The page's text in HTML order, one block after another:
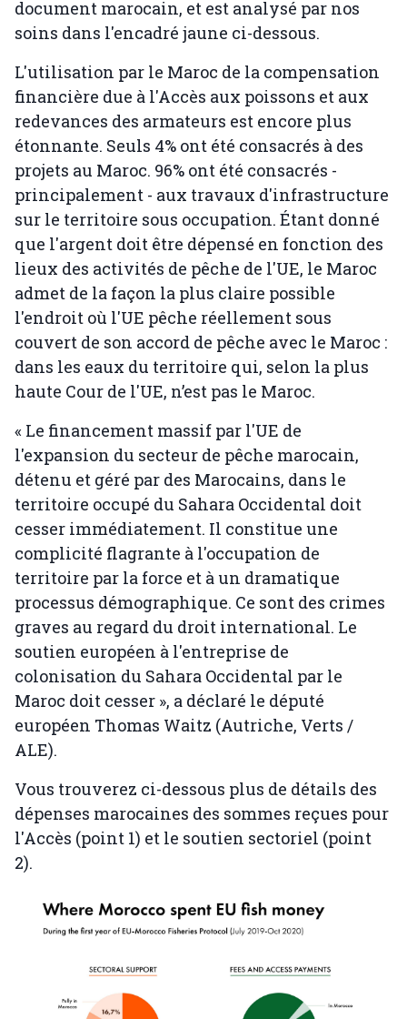
document marocain, et est analysé par nos
soins dans l'encadré jaune ci-dessous.
L'utilisation par le Maroc de la compensation
financière due à l'Accès aux poissons et aux
redevances des armateurs est encore plus
étonnante. Seuls 4% ont été consacrés à des
projets au Maroc. 96% ont été consacrés -
principalement - aux travaux d'infrastructure
sur le territoire sous occupation. Étant donné
que l'argent doit être dépensé en fonction des
lieux des activités de pêche de l'UE, le Maroc
admet de la façon la plus claire possible
l'endroit où l'UE pêche réellement sous
couvert de son accord de pêche avec le Maroc :
dans les eaux du territoire qui, selon la plus
haute Cour de l'UE, n’est pas le Maroc.
« Le financement massif par l'UE de
l'expansion du secteur de pêche marocain,
détenu et géré par des Marocains, dans le
territoire occupé du Sahara Occidental doit
cesser immédiatement. Il constitue une
complicité flagrante à l'occupation de
territoire par la force et à un dramatique
processus démographique. Ce sont des crimes
graves au regard du droit international. Le
soutien européen à l'entreprise de
colonisation du Sahara Occidental par le
Maroc doit cesser », a déclaré le député
européen Thomas Waitz (Autriche, Verts /
ALE).
Vous trouverez ci-dessous plus de détails des
dépenses marocaines des sommes reçues pour
l'Accès (point 1) et le soutien sectoriel (point
2).